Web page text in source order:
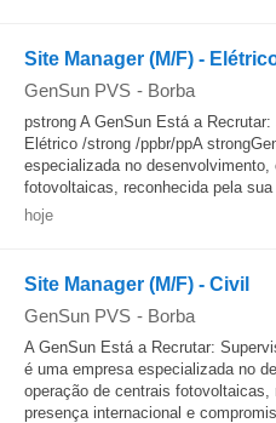
Site Manager (M/F) -
GenSun PVS - Borba
pstrong A GenSun Está a
Elétrico /strong /ppbr/ppA
especializada no
fotovoltaicas, reconhecida pela
hoje
Site Manager (M/F) - Civil
GenSun PVS - Borba
A GenSun Está a Recrutar:
é uma empresa especializada no
operação de centrais
presença internacional e